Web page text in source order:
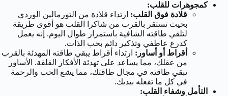
كمجوهرات للقلب:
قلادة فوق القلب: ارتداء قلادة من التورمالين الوردي
بحيث تستقر بالقرب من شاكرا القلب هو أقوى طريقة
لتلقي طاقته الشافية باستمرار طوال اليوم. إنه يعمل
كدرع عاطفي وتذكير دائم بحب الذات.
أقراط أو أساور: ارتداء أقراط يبقي طاقته المهدئة بالقرب
من عقلك، مما يساعد على تهدئة الأفكار القلقة. الأساور
تبقي طاقته في مجال طاقتك، مما يشع الحب والرحمة
في كل ما تفعله بيديك.
التأمل وشفاء القلب: